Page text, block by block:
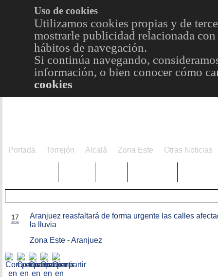
Uso de cookies
Utilizamos cookies propias y de
mostrarle publicidad relacionada
hábitos de navegación.
Si continúa navegando,
información, o bien conocer cómo
cookies
Portada Torrejón Alcalá Zona Este Otras Noticias
17
2026
Aranjuez reasfaltará de forma urgente las calles
la lluvia
Zona Este -Aranjuez